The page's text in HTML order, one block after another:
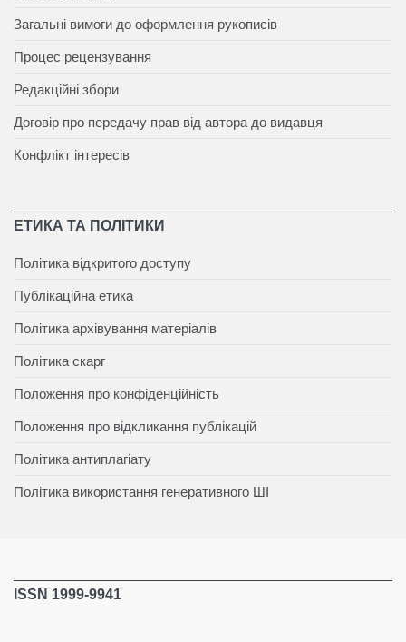
Загальні вимоги до оформлення рукописів
Процес рецензування
Редакційні збори
Договір про передачу прав від автора до видавця
Конфлікт інтересів
ЕТИКА ТА ПОЛІТИКИ
Політика відкритого доступу
Публікаційна етика
Політика архівування матеріалів
Політика скарг
Положення про конфіденційність
Положення про відкликання публікацій
Політика антиплагіату
Політика використання генеративного ШІ
ISSN 1999-9941